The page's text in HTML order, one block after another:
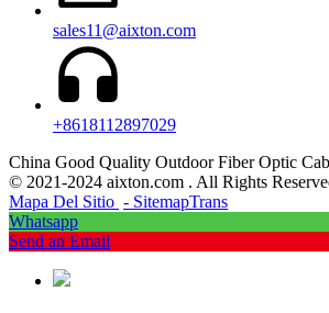
sales11@aixton.com
+8618112897029
China Good Quality Outdoor Fiber Optic
© 2021-2024 aixton.com . All Rights
Mapa Del Sitio - SitemapTrans
Whatsapp
Send an Email